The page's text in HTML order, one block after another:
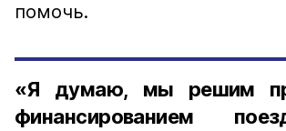
помочь.
«Я думаю, мы решим
финансированием